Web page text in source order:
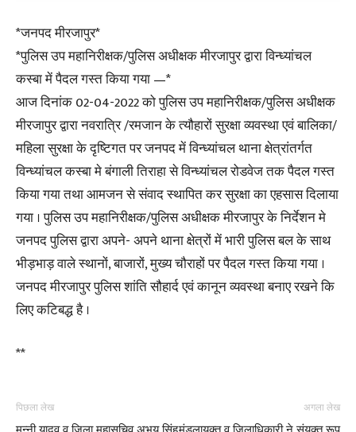
*जनपद मीरजापुर*
*पुलिस उप महानिरीक्षक/पुलिस अधीक्षक मीरजापुर द्वारा विन्ध्यांचल
कस्बा में पैदल गस्त किया गया —*
आज दिनांक 02-04-2022 को पुलिस उप महानिरीक्षक/पुलिस अधीक्षक
मीरजापुर द्वारा नवरात्रि /रमजान के त्यौहारों सुरक्षा व्यवस्था एवं बालिका/
महिला सुरक्षा के दृष्टिगत पर जनपद में विन्ध्यांचल थाना क्षेत्रांतर्गत
विन्ध्यांचल कस्बा मे बंगाली तिराहा से विन्ध्यांचल रोडवेज तक पैदल गस्त
किया गया तथा आमजन से संवाद स्थापित कर सुरक्षा का एहसास दिलाया
गया । पुलिस उप महानिरीक्षक/पुलिस अधीक्षक मीरजापुर के निर्देशन मे
जनपद पुलिस द्वारा अपने- अपने थाना क्षेत्रों में भारी पुलिस बल के साथ
भीड़भाड़ वाले स्थानों, बाजारों, मुख्य चौराहों पर पैदल गस्त किया गया ।
जनपद मीरजापुर पुलिस शांति सौहार्द एवं कानून व्यवस्था बनाए रखने कि
लिए कटिबद्ध है ।
**
पिछला लेख अगला लेख